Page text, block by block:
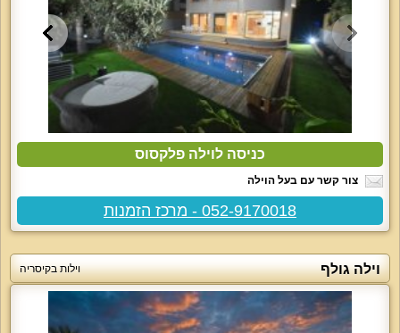
כניסה לוילה פלקסוס
צור קשר עם בעל הוילה
052-9170018 - מרכז הזמנות
וילה גולף וילות בקיסריה